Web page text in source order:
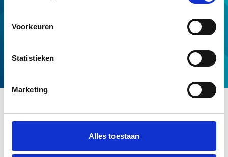
Voorkeuren
Statistieken
Marketing
Alles toestaan
Download & tools
Over ons
Disclaimer
Cookies